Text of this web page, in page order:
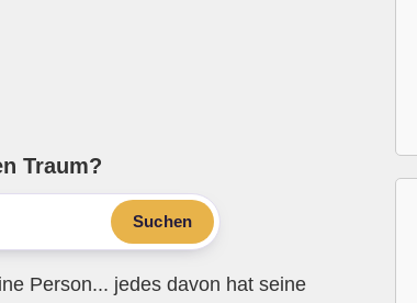
Traum?
Suchen
Person... jedes davon hat seine